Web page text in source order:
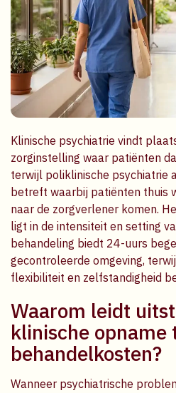
Klinische psychiatrie vindt
zorginstelling waar patiënten
terwijl poliklinische psychiatrie
betreft waarbij patiënten thuis
naar de zorgverlener komen.
ligt in de intensiteit en setting
behandeling biedt 24-uurs
gecontroleerde omgeving,
flexibiliteit en zelfstandigheid
Waarom leidt
klinische opname
behandelkosten?
Wanneer psychiatrische